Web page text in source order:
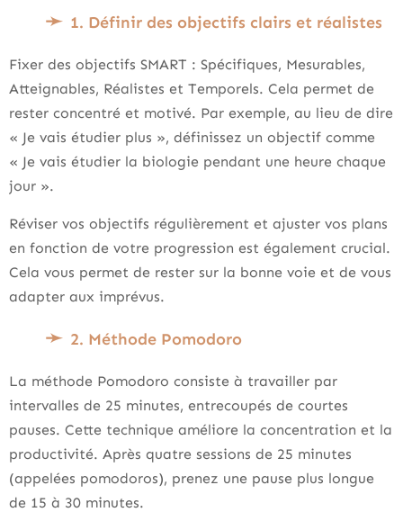
1. Définir des objectifs clairs et réalistes
Fixer des objectifs SMART : Spécifiques, Mesurables,
Atteignables, Réalistes et Temporels. Cela permet de
rester concentré et motivé. Par exemple, au lieu de dire
« Je vais étudier plus », définissez un objectif comme
« Je vais étudier la biologie pendant une heure chaque
jour ».
Réviser vos objectifs régulièrement et ajuster vos plans
en fonction de votre progression est également crucial.
Cela vous permet de rester sur la bonne voie et de vous
adapter aux imprévus.
2. Méthode Pomodoro
La méthode Pomodoro consiste à travailler par
intervalles de 25 minutes, entrecoupés de courtes
pauses. Cette technique améliore la concentration et la
productivité. Après quatre sessions de 25 minutes
(appelées pomodoros), prenez une pause plus longue
de 15 à 30 minutes.